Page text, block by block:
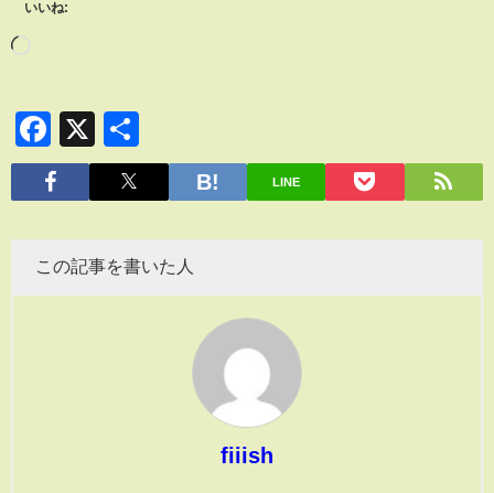
いいね:
Facebook
X
有
LINE
この記事を書いた人
fiiish